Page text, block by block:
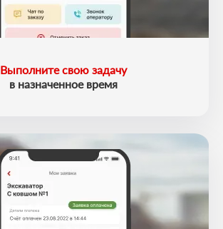
Выполните свою задачу
в назначенное время